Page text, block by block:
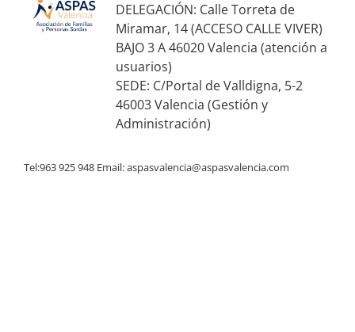
DELEGACIÓN: Calle Torreta de
Miramar, 14 (ACCESO CALLE VIVER)
BAJO 3 A 46020 Valencia (atención a
usuarios)
SEDE: C/Portal de Valldigna, 5-2
46003 Valencia (Gestión y
Administración)
Tel:963 925 948 Email:aspasvalencia@aspasvalencia.com